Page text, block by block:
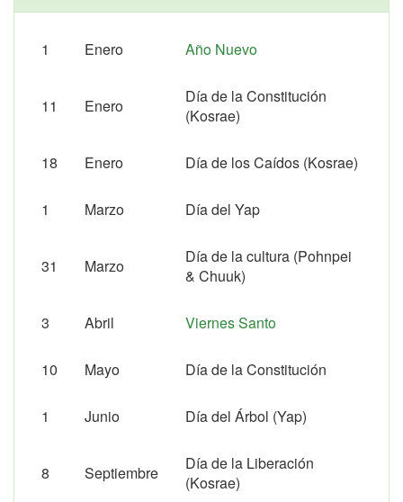
1 Enero Año Nuevo
11 Enero
Día de la Constitución
(Kosrae)
18 Enero Día de los Caídos (Kosrae)
1 Marzo Día del Yap
31 Marzo
Día de la cultura (Pohnpei
& Chuuk)
3 Abril Viernes Santo
10 Mayo Día de la Constitución
1 Junio Día del Árbol (Yap)
8 Septiembre
Día de la Liberación
(Kosrae)